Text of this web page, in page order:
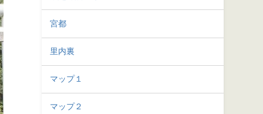
宮都
里内裏
マップ１
マップ２